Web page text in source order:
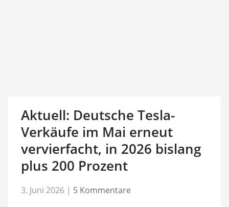
Aktuell: Deutsche Tesla-
Verkäufe im Mai erneut
vervierfacht, in 2026 bislang
plus 200 Prozent
3. Juni 2026 | 5 Kommentare